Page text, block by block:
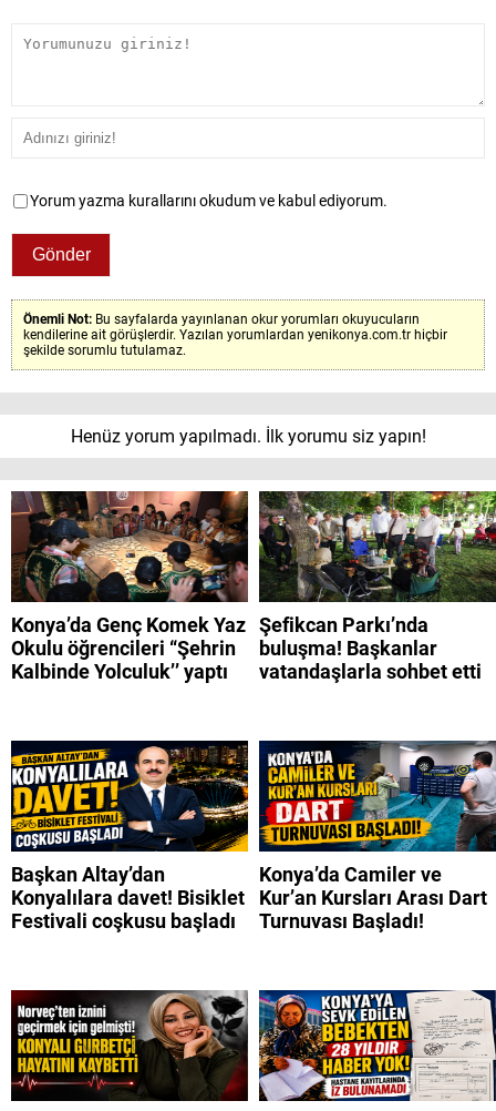
Yorum yazma kurallarını okudum ve kabul ediyorum.
Önemli Not: Bu sayfalarda yayınlanan okur yorumları okuyucuların
kendilerine ait görüşlerdir. Yazılan yorumlardan yenikonya.com.tr hiçbir
şekilde sorumlu tutulamaz.
Henüz yorum yapılmadı. İlk yorumu siz yapın!
Konya’da Genç Komek Yaz
Okulu öğrencileri “Şehrin
Kalbinde Yolculuk’’ yaptı
Şefikcan Parkı’nda
buluşma! Başkanlar
vatandaşlarla sohbet etti
Başkan Altay’dan
Konyalılara davet! Bisiklet
Festivali coşkusu başladı
Konya’da Camiler ve
Kur’an Kursları Arası Dart
Turnuvası Başladı!